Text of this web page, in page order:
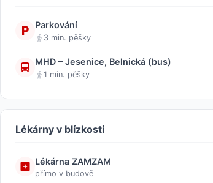
Parkování
3 min. pěšky
MHD – Jesenice, Belnická (bus)
1 min. pěšky
Lékárny v blízkosti
Lékárna ZAMZAM
přímo v budově